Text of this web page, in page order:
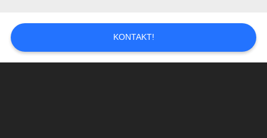
DATENSCHUTZ-
BESTIMMUNGEN
KONTAKT!